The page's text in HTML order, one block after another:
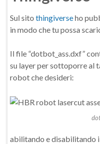
Sul sito thingiverseho
in modo che tu possa
Il file “dotbot_ass.dxf”
su layer per sottoporre al
robot che desideri:
abilitando e disabilitando